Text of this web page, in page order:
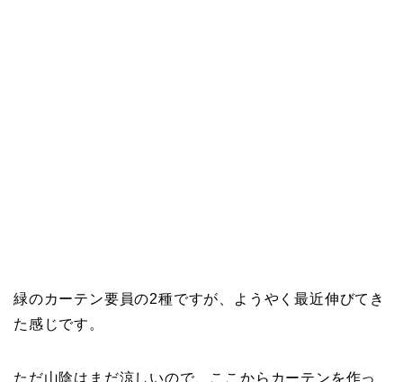
緑のカーテン要員の2種ですが、ようやく最近伸びてき
た感じです。
ただ山陰はまだ涼しいので、ここからカーテンを作っ